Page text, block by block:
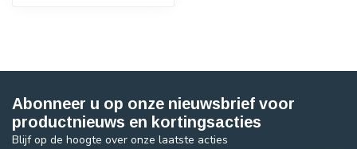
Abonneer u op onze nieuwsbrief voor
productnieuws en kortingsacties
Blijf op de hoogte over onze laatste acties